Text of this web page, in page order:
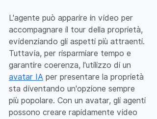
L'agente può apparire in video per
accompagnare il tour della proprietà,
evidenziando gli aspetti più attraenti.
Tuttavia, per risparmiare tempo e
garantire coerenza, l'utilizzo di un
avatar IA per presentare la proprietà
sta diventando un'opzione sempre
più popolare. Con un avatar, gli agenti
possono creare rapidamente video